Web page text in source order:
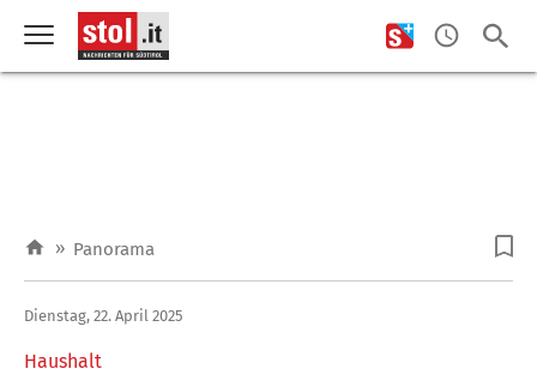
» Panorama
Haushalt
Dienstag, 22. April 2025